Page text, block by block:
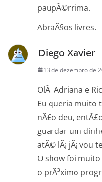
paupÃ©rrima.
AbraÃ§os livres.
Diego Xavier
13 de dezembro de
OlÃ¡ Adriana e
Eu queria muito
nÃ£o deu,
guardar um
atÃ© lÃ¡ jÃ¡ vou
O show foi
o prÃ³ximo